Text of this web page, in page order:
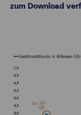
zum Download